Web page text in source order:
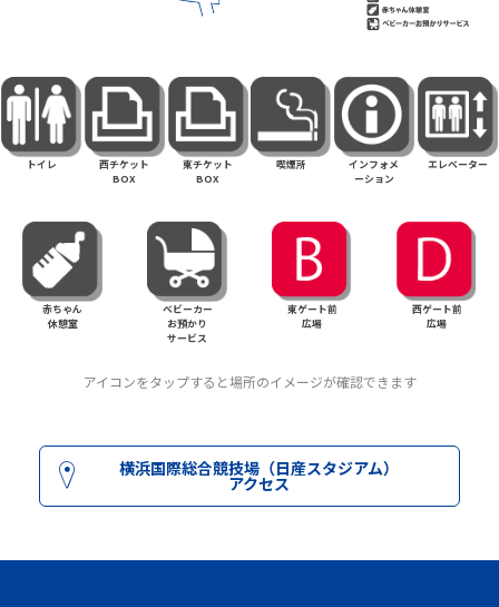
トイレ
西チケット
BOX
東チケット
BOX
喫煙所
インフォメ
ーション
エレベーター
赤ちゃん
休憩室
ベビーカー
お預かり
サービス
東ゲート前
広場
西ゲート前
広場
アイコンをタップすると場所のイメージが確認できます
横浜国際総合競技場（日産スタジアム）
アクセス